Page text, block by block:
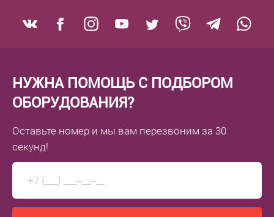
НУЖНА ПОМОЩЬ С ПОДБОРОМ
ОБОРУДОВАНИЯ?
Оставьте номер и мы вам перезвоним за 30
секунд!